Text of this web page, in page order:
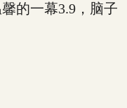
的一幕3.9，脑子